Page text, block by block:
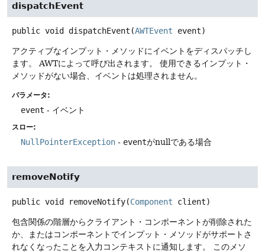
dispatchEvent
public void dispatchEvent (AWTEvent event)
アクティブなインプット・メソッドにイベントをディスパッチし
ます。
AWTによって呼び出されます。
使用できるインプット・
メソッドがない場合、イベントは処理されません。
パラメータ:
event - イベント
スロー:
NullPointerException - eventがnullである場合
removeNotify
public void removeNotify(Component client)
包含関係の階層からクライアント・コンポーネントが削除された
か、またはコンポーネントでインプット・メソッドがサポートさ
れなくなったことを入力コンテキストに通知します。
このメソ